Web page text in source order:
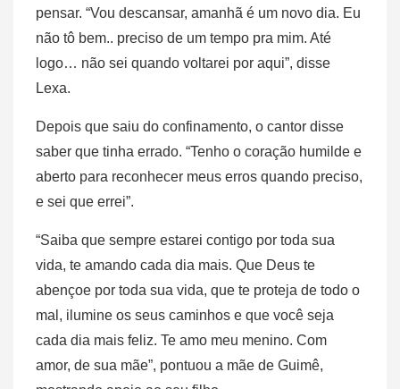
pensar. “Vou descansar, amanhã é um novo dia. Eu
não tô bem.. preciso de um tempo pra mim. Até
logo… não sei quando voltarei por aqui”, disse
Lexa.
Depois que saiu do confinamento, o cantor disse
saber que tinha errado. “Tenho o coração humilde e
aberto para reconhecer meus erros quando preciso,
e sei que errei”.
“Saiba que sempre estarei contigo por toda sua
vida, te amando cada dia mais. Que Deus te
abençoe por toda sua vida, que te proteja de todo o
mal, ilumine os seus caminhos e que você seja
cada dia mais feliz. Te amo meu menino. Com
amor, de sua mãe”, pontuou a mãe de Guimê,